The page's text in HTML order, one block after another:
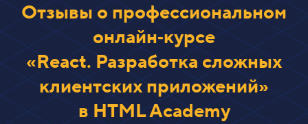
Отзывы о профессиональном
онлайн‑курсе
«React. Разработка сложных
клиентских приложений»
в HTML Academy